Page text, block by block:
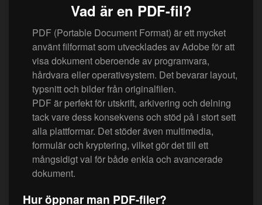
Vad är en PDF-fil?
PDF (Portable Document Format) är ett mycket
använt filformat som utvecklades av Adobe för att
visa dokument oberoende av programvara,
hårdvara eller operativsystem. Det bevarar layout,
typsnitt och bilder från originalfilen.
PDF är perfekt för utskrift, arkivering och delning
tack vare dess konsekvens och stöd på i stort sett
alla plattformar. Det stöder även multimedia,
formulär och kryptering, vilket gör det till ett
mångsidigt val för både enkla och avancerade
dokument.
Hur öppnar man PDF-filer?